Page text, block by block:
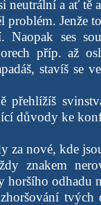
a ať tě
Jenže
Naopak ses
příp. až
stavíš se
přehlížíš
důvody ke
za nové, kde
znakem
horšího odhadu
tvých